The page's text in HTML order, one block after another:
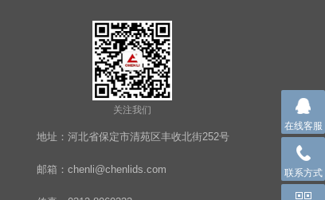
关注我们
地址：河北省保定市清苑区丰收北街252号
邮箱：chenli@chenlids.com
在线客服
联系方式